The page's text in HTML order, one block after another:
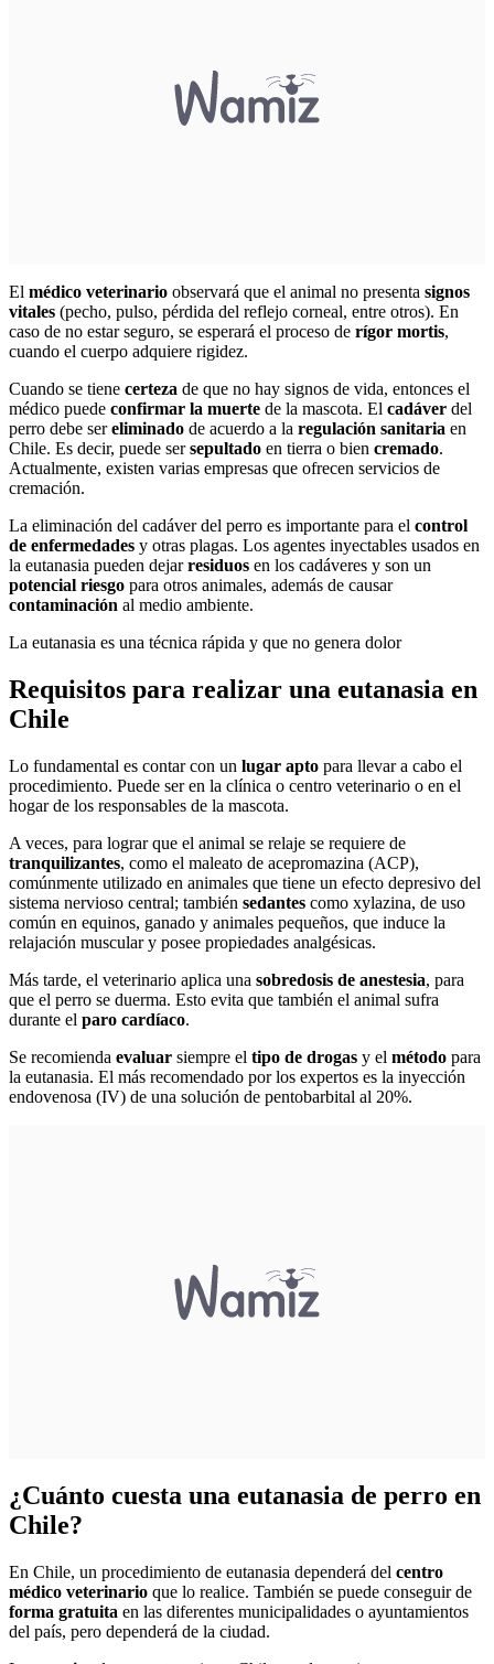
El médico veterinario observará que el animal no presenta signos
vitales (pecho, pulso, pérdida del reflejo corneal, entre otros). En
caso de no estar seguro, se esperará el proceso de rígor mortis,
cuando el cuerpo adquiere rigidez.
Cuando se tiene certeza de que no hay signos de vida, entonces el
médico puede confirmar la muerte de la mascota. El cadáver del
perro debe sereliminado de acuerdo a la regulación sanitaria en
Chile. Es decir, puede sersepultado en tierra o bien cremado.
Actualmente, existen varias empresas que ofrecen servicios de
cremación.
La eliminación del cadáver del perro es importante para el control
de enfermedades y otras plagas. Los agentes inyectables usados en
la eutanasia pueden dejarresiduos en los cadáveres y son un
potencial riesgo para otros animales, además de causar
contaminación al medio ambiente.
La eutanasia es una técnica rápida y que no genera dolor
Requisitos para realizar una eutanasia en
Chile
Lo fundamental es contar con un lugar apto para llevar a cabo el
procedimiento. Puede ser en la clínica o centro veterinario o en el
hogar de los responsables de la mascota.
A veces, para lograr que el animal se relaje se requiere de
tranquilizantes, como el maleato de acepromazina (ACP),
comúnmente utilizado en animales que tiene un efecto depresivo del
sistema nervioso central; también sedantes como xylazina, de uso
común en equinos, ganado y animales pequeños, que induce la
relajación muscular y posee propiedades analgésicas.
Más tarde, el veterinario aplica una sobredosis de anestesia, para
que el perro se duerma. Esto evita que también el animal sufra
durante el paro cardíaco.
Se recomienda evaluar siempre el tipo de drogas y el método para
la eutanasia. El más recomendado por los expertos es la inyección
endovenosa (IV) de una solución de pentobarbital al 20%.
¿Cuánto cuesta una eutanasia de perro en
Chile?
En Chile, un procedimiento de eutanasia dependerá del centro
médico veterinario que lo realice. También se puede conseguir de
forma gratuita en las diferentes municipalidades o ayuntamientos
del país, pero dependerá de la ciudad.